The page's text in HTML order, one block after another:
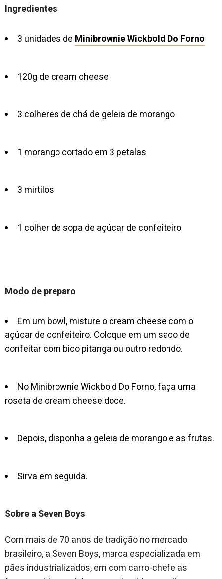
Ingredientes
3 unidades de Minibrownie Wickbold Do Forno
120g de cream cheese
3 colheres de chá de geleia de morango
1 morango cortado em 3 petalas
3 mirtilos
1 colher de sopa de açúcar de confeiteiro
Modo de preparo
Em um bowl, misture o cream cheese com o
açúcar de confeiteiro. Coloque em um saco de
confeitar com bico pitanga ou outro redondo.
No Minibrownie Wickbold Do Forno, faça uma
roseta de cream cheese doce.
Depois, disponha a geleia de morango e as frutas.
Sirva em seguida.
Sobre a Seven Boys
Com mais de 70 anos de tradição no mercado
brasileiro, a Seven Boys, marca especializada em
pães industrializados, em com carro-chefe as